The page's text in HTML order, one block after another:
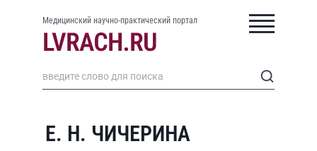
Медицинский научно-практический портал
Е. Н. ЧИЧЕРИНА